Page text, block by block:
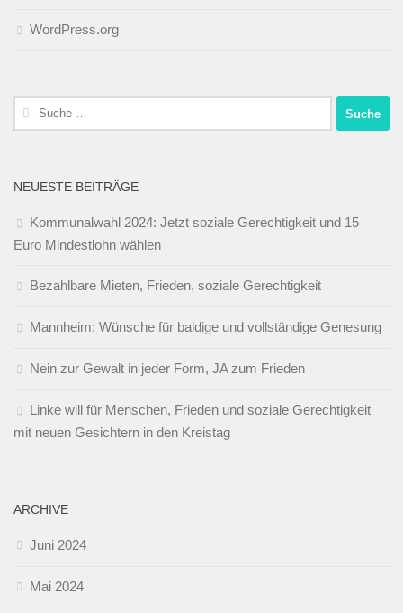
WordPress.org
Suche
nach:
NEUESTE BEITRÄGE
Kommunalwahl 2024: Jetzt soziale Gerechtigkeit und 15
Euro Mindestlohn wählen
Bezahlbare Mieten, Frieden, soziale Gerechtigkeit
Mannheim: Wünsche für baldige und vollständige Genesung
Nein zur Gewalt in jeder Form, JA zum Frieden
Linke will für Menschen, Frieden und soziale Gerechtigkeit
mit neuen Gesichtern in den Kreistag
ARCHIVE
Juni 2024
Mai 2024